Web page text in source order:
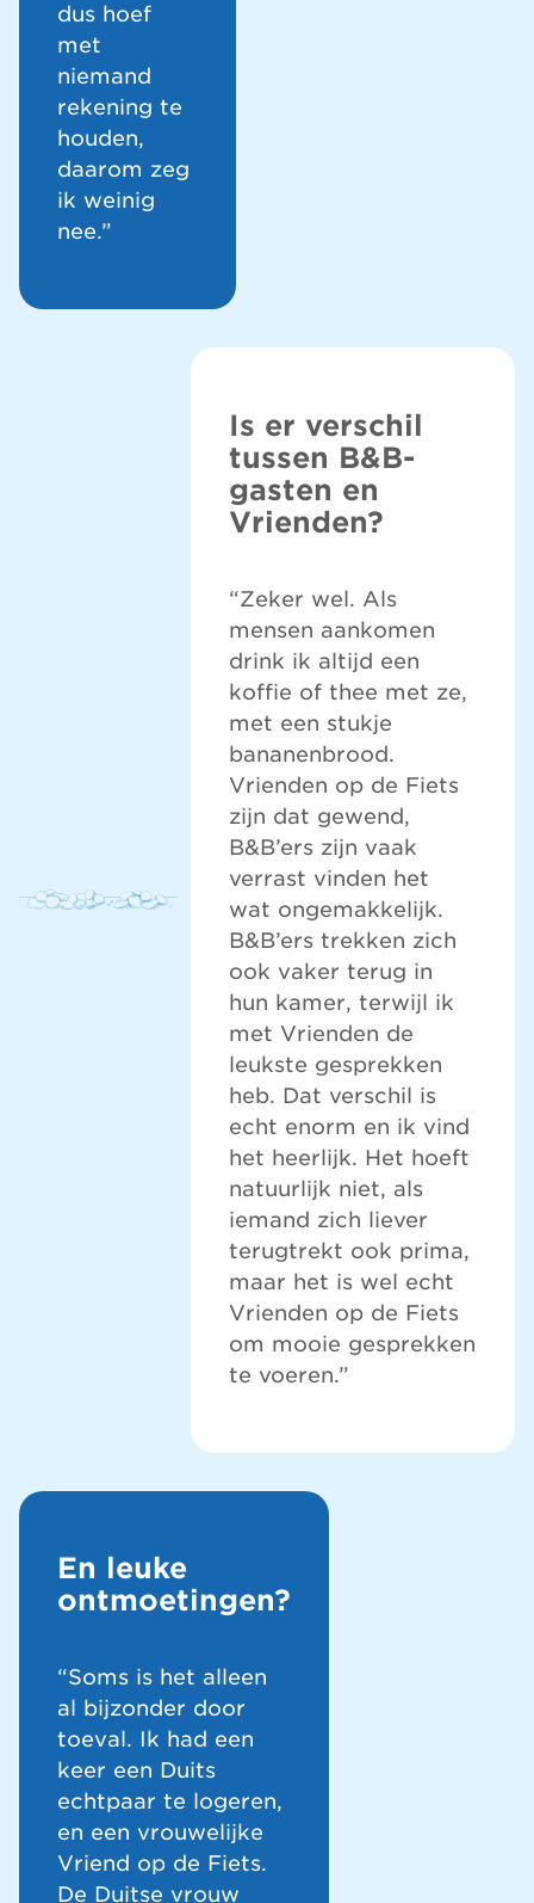
dus hoef
met
niemand
rekening te
houden,
daarom zeg
ik weinig
nee.”
Is er verschil
tussen B&B-
gasten en
Vrienden?
“Zeker wel. Als
mensen aankomen
drink ik altijd een
koffie of thee met ze,
met een stukje
bananenbrood.
Vrienden op de Fiets
zijn dat gewend,
B&B’ers zijn vaak
verrast vinden het
wat ongemakkelijk.
B&B’ers trekken zich
ook vaker terug in
hun kamer, terwijl ik
met Vrienden de
leukste gesprekken
heb. Dat verschil is
echt enorm en ik vind
het heerlijk. Het hoeft
natuurlijk niet, als
iemand zich liever
terugtrekt ook prima,
maar het is wel echt
Vrienden op de Fiets
om mooie gesprekken
te voeren.”
En leuke
ontmoetingen?
“Soms is het alleen
al bijzonder door
toeval. Ik had een
keer een Duits
echtpaar te logeren,
en een vrouwelijke
Vriend op de Fiets.
De Duitse vrouw